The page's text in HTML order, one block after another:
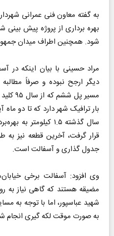
به گفته معاون فنی عمرانی
بهره برداری از پروژه پیش
شود. همچنین اطراف میدان
مراد حسینی با بیان اینکه در
دیگر ارجح نبوده و صرفاً
مسیر
بار ترافیک شهر دارد که تا دو
سال گذشته ۱.۵
جدول گذاری و آسفالت است.
وی افزود: آسفالت برخی
مضیقه هستند که گاهی نیاز به
شهید عباسپور، اما با توجه به
به صورت موقت لکه گیری انجام